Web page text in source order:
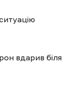
вдарив біля